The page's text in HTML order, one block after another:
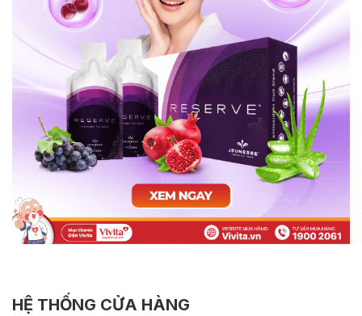
HỆ THỐNG CỬA HÀNG